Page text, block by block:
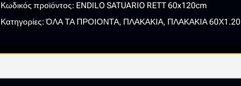
ΠΛΑΚΑΚΙ
ΔΑΠΕΔΟΥ
Κωδικός προϊόντος: ENDILO SATUARIO RETT 60x120cm
Κατηγορίες:ΌΛΑ ΤΑ ΠΡΟΙΟΝΤΑ, ΠΛΑΚΑΚΙΑ, ΠΛΑΚΑΚΙΑ 60Χ1.20